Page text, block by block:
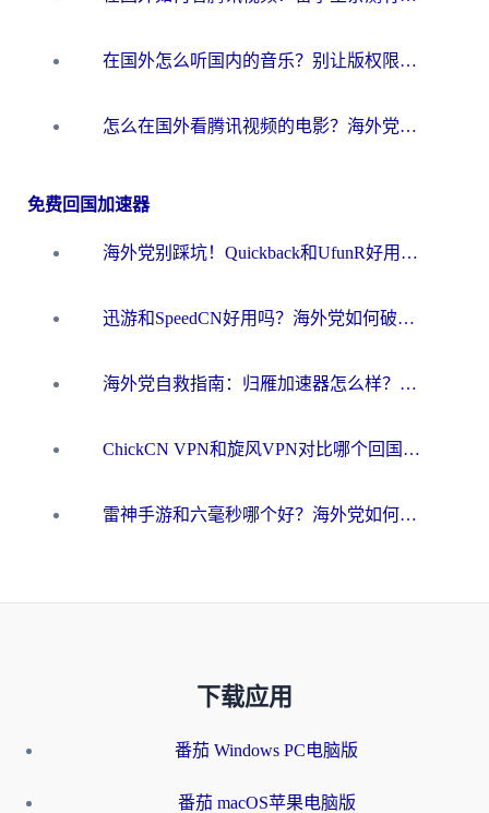
在国外怎么听国内的音乐？别让版权限制断了你的华语歌单
怎么在国外看腾讯视频的电影？海外党亲测有效的回国加速指南
免费回国加速器
海外党别踩坑！Quickback和UfunR好用吗？选对回国加速器才能无缝刷国内资源
迅游和SpeedCN好用吗？海外党如何破解那道看不见的墙
海外党自救指南：归雁加速器怎么样？教你避开坑实现国内资源无缝访问
ChickCN VPN和旋风VPN对比哪个回国效果更好？海外用户的选择困境与出路
雷神手游和六毫秒哪个好？海外党如何真正解锁国内资源
下载应用
番茄 Windows PC电脑版
番茄 macOS苹果电脑版